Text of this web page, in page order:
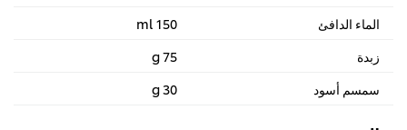
الماء الدافئ
150 ml
زبدة
75 g
سمسم أسود
30 g